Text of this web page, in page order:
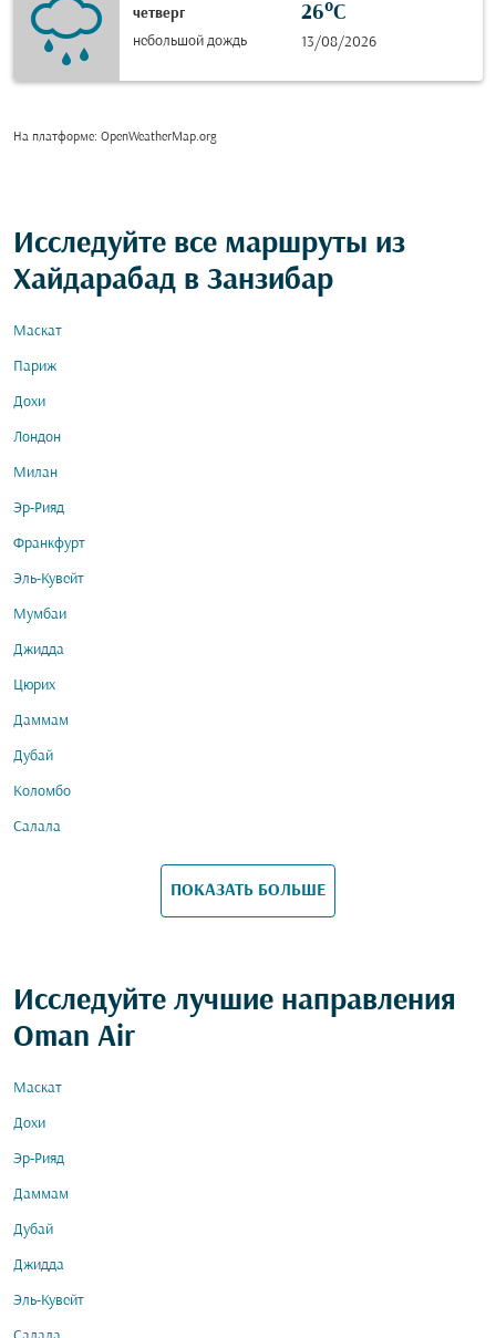
четверг
небольшой дождь
26°C
13/08/2026
На платформе: OpenWeatherMap.org
Исследуйте все маршруты из
Хайдарабад в Занзибар
Маскат
Париж
Дохи
Лондон
Милан
Эр-Рияд
Франкфурт
Эль-Кувейт
Мумбаи
Джидда
Цюрих
Даммам
Дубай
Коломбо
Салала
ПОКАЗАТЬ БОЛЬШЕ
Исследуйте лучшие направления
Oman Air
Маскат
Дохи
Эр-Рияд
Даммам
Дубай
Джидда
Эль-Кувейт